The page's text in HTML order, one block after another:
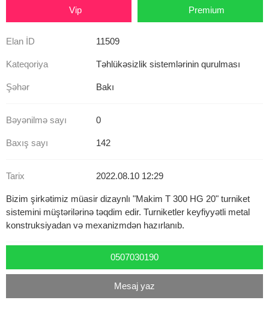
Vip Premium
Elan İD 11509
Kateqoriya Təhlükəsizlik sistemlərinin qurulması
Şəhər Bakı
Bəyənilmə sayı 0
Baxış sayı 142
Tarix 2022.08.10 12:29
Bizim şirkətimiz müasir dizaynlı "Makim T 300 HG 20" turniket
sistemini müştərilərinə təqdim edir. Turniketler keyfiyyətli metal
konstruksiyadan və mexanizmdən hazırlanıb.
0507030190
Mesaj yaz